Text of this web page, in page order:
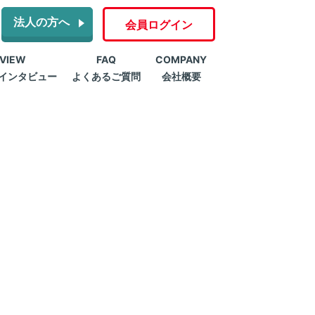
法人の方へ 会員ログイン
ンタビュー
FAQ
よくあるご質問
COMPANY
会社概要